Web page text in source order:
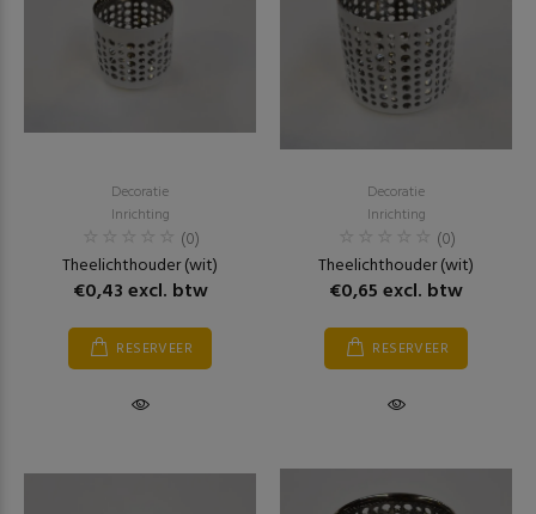
Decoratie
Inrichting
(0)
Theelichthouder (wit)
€0,43 excl. btw
RESERVEER
Decoratie
Inrichting
(0)
Theelichthouder (wit)
€0,65 excl. btw
RESERVEER